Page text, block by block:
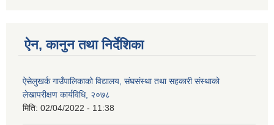
ऐन, कानुन तथा निर्देशिका
ऐसेलुखर्क गाउँपालिकाको विद्यालय, संघसंस्था तथा सहकारी संस्थाको
लेखापरीक्षण कार्यविधि, २०७८
मिति: 02/04/2022 - 11:38